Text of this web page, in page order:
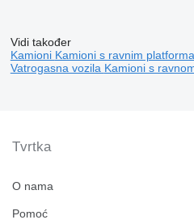
Vidi također
Kamioni Kamioni s ravnim
Vatrogasna vozila Kamioni s
Tvrtka
O nama
Pomoć